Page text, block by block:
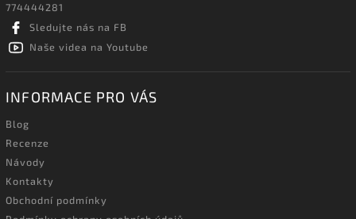
774444281
Sledujte nás na FB
Naše videa na Youtube
INFORMACE PRO VÁS
Blog
Recenze
Návody
Kontakty
Obchodní podmínky